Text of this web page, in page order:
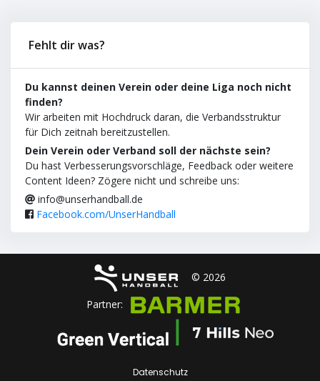
Fehlt dir was?
Du kannst deinen Verein oder deine Liga noch nicht
finden?
Wir arbeiten mit Hochdruck daran, die Verbandsstruktur
für Dich zeitnah bereitzustellen.
Dein Verein oder Verband soll der nächste sein?
Du hast Verbesserungsvorschläge, Feedback oder weitere
Content Ideen? Zögere nicht und schreibe uns:
info@unserhandball.de
Facebook.com/UnserHandball
© 2026
Partner:
Datenschutz